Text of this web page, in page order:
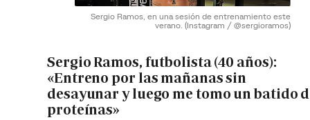
Sergio Ramos, en una sesión de entrenamiento este
verano. (Instagram / @sergioramos)
Sergio Ramos, futbolista (40 años):
«Entreno por las mañanas sin
desayunar y luego me tomo un batido
proteínas»